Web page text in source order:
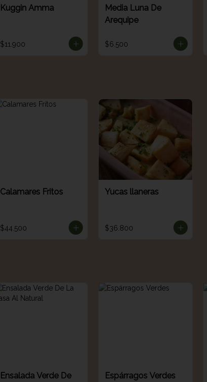
Kuggin Amma
$11.900
Media Luna De
Arequipe
$6.500
Calamares Fritos
$44.500
Yucas llaneras
$36.800
Ensalada Verde De
Espárragos Verdes